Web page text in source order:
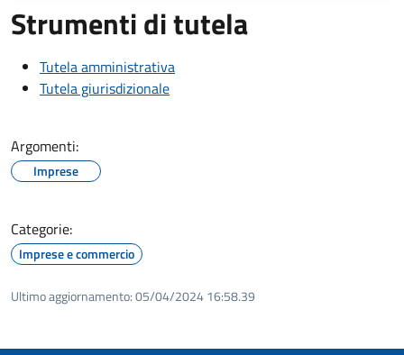
Strumenti di tutela
Tutela amministrativa
Tutela giurisdizionale
Argomenti:
Imprese
Categorie:
Imprese e commercio
Ultimo aggiornamento:05/04/2024 16:58.39